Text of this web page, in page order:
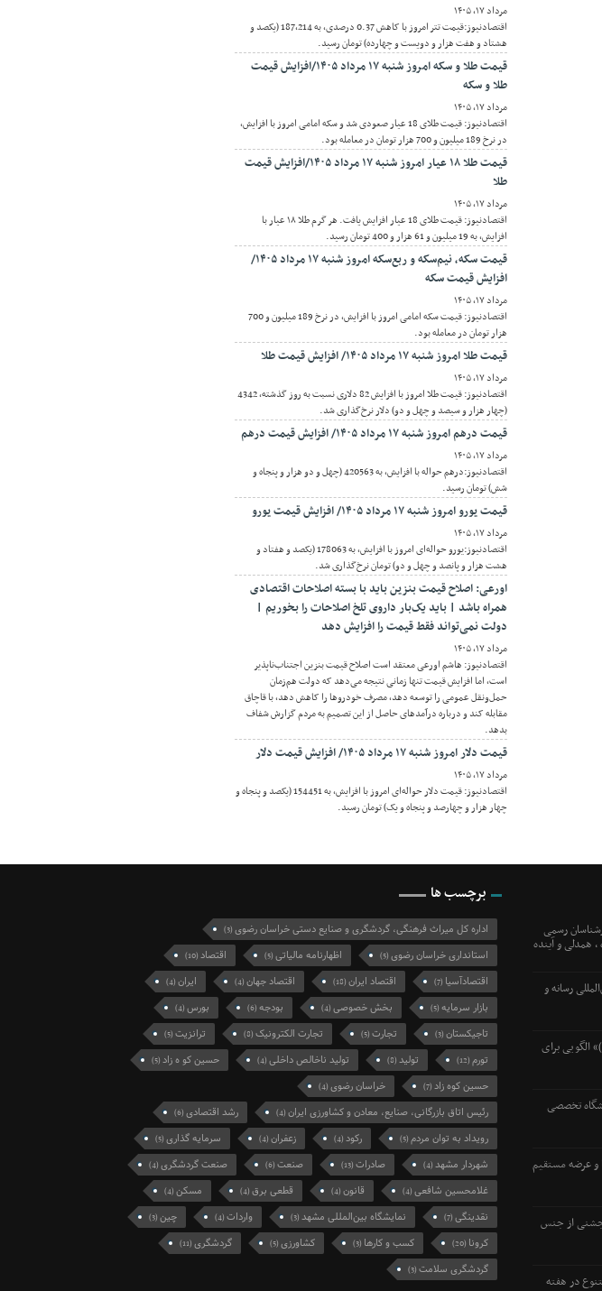
مرداد ۱۷, ۱۴۰۵
اقتصادنیوز:قیمت تتر امروز با کاهش 0.37 درصدی، به 187,214 (یکصد و
هشتاد و هفت هزار و دویست و چهارده) تومان رسید.
قیمت طلا و سکه امروز شنبه ۱۷ مرداد ۱۴۰۵/افزایش قیمت
طلا و سکه
مرداد ۱۷, ۱۴۰۵
اقتصادنیوز: قیمت طلای 18 عیار صعودی شد و سکه امامی امروز با افزایش،
در نرخ 189 میلیون و 700 هزار تومان در معامله بود.
قیمت طلا ۱۸ عیار امروز شنبه ۱۷ مرداد ۱۴۰۵/افزایش قیمت
طلا
مرداد ۱۷, ۱۴۰۵
اقتصادنیوز: قیمت طلای 18 عیار افزایش یافت. هر گرم طلا ۱۸ عیار با
افزایش، به 19 میلیون و 61 هزار و 400 تومان رسید.
قیمت سکه، نیم‌سکه و ربع‌سکه امروز شنبه ۱۷ مرداد ۱۴۰۵/
افزایش قیمت سکه
مرداد ۱۷, ۱۴۰۵
اقتصادنیوز: قیمت سکه امامی امروز با افزایش، در نرخ 189 میلیون و 700
هزار تومان در معامله بود.
قیمت طلا امروز شنبه ۱۷ مرداد ۱۴۰۵/ افزایش قیمت طلا
مرداد ۱۷, ۱۴۰۵
اقتصادنیوز: قیمت طلا امروز با افزایش 82 دلاری نسبت به روز گذشته، 4342
(چهار هزار و سیصد و چهل و دو) دلار نرخ‌گذاری شد.
قیمت درهم امروز شنبه ۱۷ مرداد ۱۴۰۵/ افزایش قیمت درهم
مرداد ۱۷, ۱۴۰۵
اقتصادنیوز:درهم حواله با افزایش، به 420563 (چهل و دو هزار و پنجاه و
شش) تومان رسید.
قیمت یورو امروز شنبه ۱۷ مرداد ۱۴۰۵/ افزایش قیمت یورو
مرداد ۱۷, ۱۴۰۵
اقتصادنیوز:یورو حواله‌ای امروز با افزایش، به 178063 (یکصد و هفتاد و
هشت هزار و پانصد و چهل و دو) تومان نرخ‌گذاری شد.
اورعی: اصلاح قیمت بنزین باید با بسته اصلاحات اقتصادی
همراه باشد | باید یک‌بار داروی تلخ اصلاحات را بخوریم |
دولت نمی‌تواند فقط قیمت را افزایش دهد
مرداد ۱۷, ۱۴۰۵
اقتصادنیوز: هاشم اورعی معتقد است اصلاح قیمت بنزین اجتناب‌ناپذیر
است، اما افزایش قیمت تنها زمانی نتیجه می‌دهد که دولت هم‌زمان
حمل‌ونقل عمومی را توسعه دهد، مصرف خودروها را کاهش دهد، با قاچاق
مقابله کند و درباره درآمدهای حاصل از این تصمیم به مردم گزارش شفاف
بدهد.
قیمت دلار امروز شنبه ۱۷ مرداد ۱۴۰۵/ افزایش قیمت دلار
مرداد ۱۷, ۱۴۰۵
اقتصادنیوز: قیمت دلار حواله‌ای امروز با افزایش، به 154451 (یکصد و پنجاه و
چهار هزار و چهارصد و پنجاه و یک) تومان رسید.
رسمی
همدلی و آینده
رسانه و
الگویی برای
نمایشگاه تخصصی
عرضه مستقیم
از جنس
در هفته
برچسب ها
اداره کل میراث فرهنگی، گردشگری و صنایع دستی خراسان رضوی(3)
استانداری خراسان رضوی(5) اظهارنامه مالیاتی(5) اقتصاد(10)
اقتصادآسیا (7) اقتصاد ایران(18) اقتصاد جهان(4) ایران(4)
بازار سرمایه(5) بخش خصوصی(4) بودجه(6) بورس(4)
تاجیکستان(3) تجارت(5) تجارت الکترونیک(8) ترانزیت(5)
تورم(12) تولید(8) تولید ناخالص داخلی(4) حسین کو ه زاد(5)
حسین کوه زاد(7) خراسان رضوی(4)
رئیس اتاق بازرگانی، صنایع، معادن و کشاورزی ایران(4) رشد اقتصادی(6)
رویداد به توان مردم(5) رکود(4) زعفران(4) سرمایه گذاری(5)
شهردار مشهد(4) صادرات(13) صنعت(6) صنعت گردشگری(4)
غلامحسین شافعی(4) قانون(4) قطعی برق(4) مسکن(4)
نقدینگی(7) نمایشگاه بین‌المللی مشهد(3) واردات(4) چین(3)
کرونا (20) کسب و کارها (3) کشاورزی(5) گردشگری(11)
گردشگری سلامت(3)